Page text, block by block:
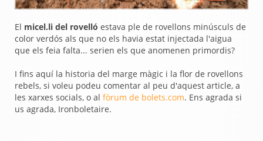
El micel.li del rovelló estava ple de rovellons minúsculs de
color verdós als que no els havia estat injectada l'aigua
que els feia falta... serien els que anomenen primordis?
I fins aquí la historia del marge màgic i la flor de rovellons
rebels, si voleu podeu comentar al peu d'aquest article, a
les xarxes socials, o al fòrum de bolets.com. Ens agrada si
us agrada, Ironboletaire.